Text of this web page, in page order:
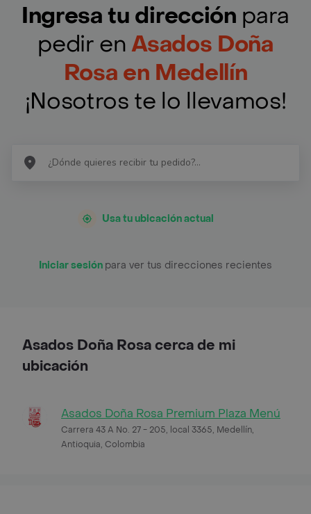
Ingresa tu dirección para
pedir enAsados Doña
Rosa en Medellín
¡Nosotros te lo llevamos!
Usa tu ubicación actual
Iniciar sesión para ver tus direcciones recientes
Asados Doña Rosa cerca de mi
ubicación
Asados Doña Rosa Premium Plaza Menú
Carrera 43 A No. 27 - 205, local 3365, Medellín,
Antioquia, Colombia